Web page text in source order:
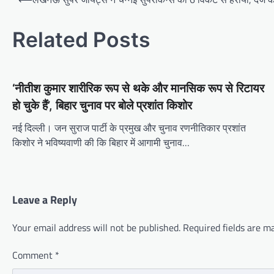
Related Posts
‘नीतीश कुमार शारीरिक रूप से थके और मानसिक रूप से रिटायर
हो चुके हैं’, बिहार चुनाव पर बोले प्रशांत किशोर
नई दिल्ली। जन सुराज पार्टी के प्रमुख और चुनाव रणनीतिकार प्रशांत
किशोर ने भविष्यवाणी की कि बिहार में आगामी चुनाव…
Leave a Reply
Your email address will not be published. Required fields are
Comment *